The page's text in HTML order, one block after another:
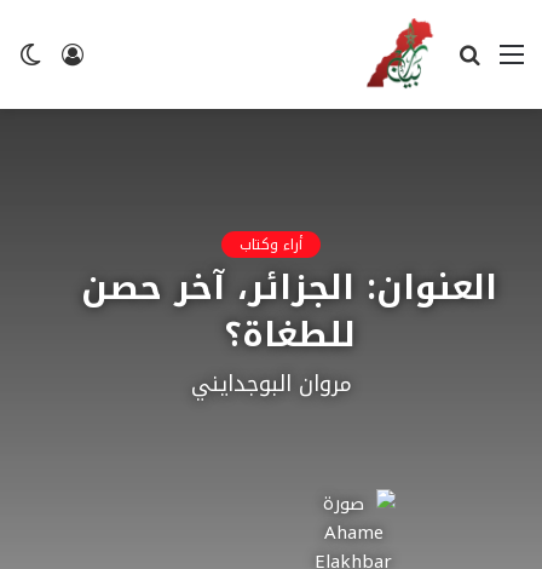
تسجيل
القائمة بحث
أراء وكتاب
العنوان: الجزائر، آخر حصن
للطغاة؟
مروان البوجدايني